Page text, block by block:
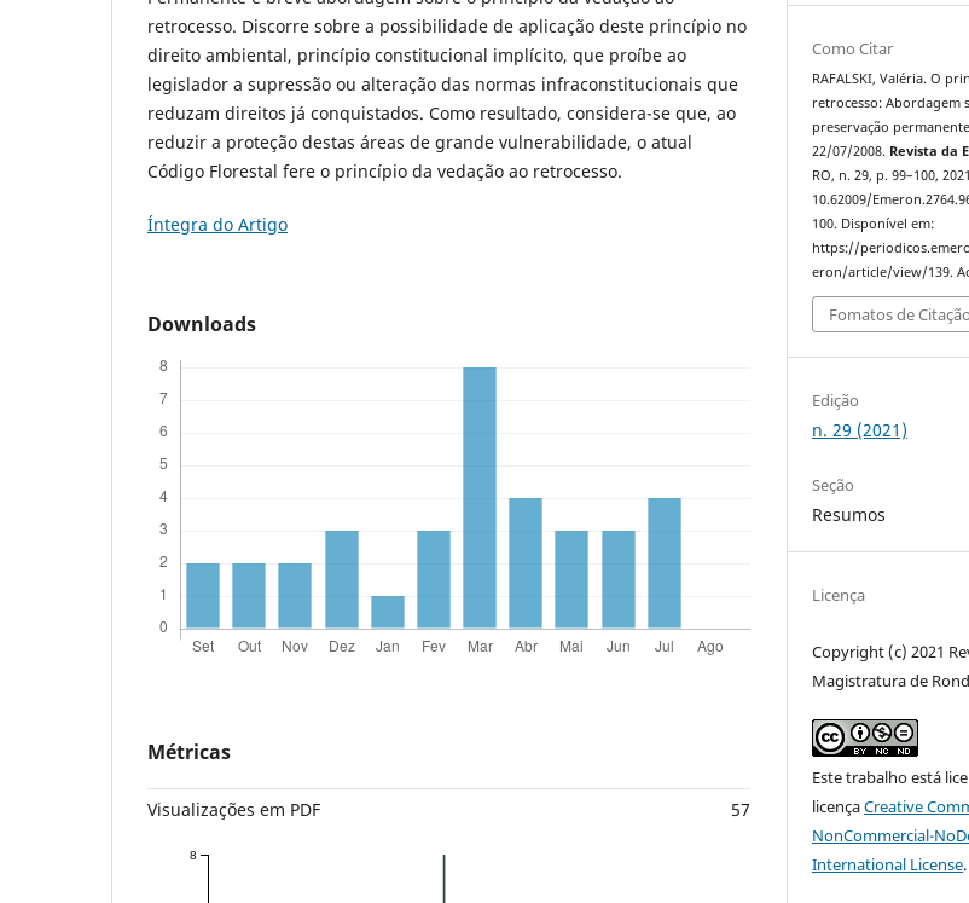
retrocesso. Discorre sobre a possibilidade de aplicação deste princípio no
direito ambiental, princípio constitucional implícito, que proíbe ao
legislador a supressão ou alteração das normas infraconstitucionais que
reduzam direitos já conquistados. Como resultado, considera-se que, ao
reduzir a proteção destas áreas de grande vulnerabilidade, o atual
Código Florestal fere o princípio da vedação ao retrocesso.
Íntegra do Artigo
Downloads
Métricas
Visualizações em PDF 57
8
Como Citar
RAFALSKI, Valéria. O
retrocesso: Abordagem
preservação
22/07/2008. Revista da
RO, n. 29, p. 99–100,
10.62009/
100. Disponível em:
https://
eron/article/view/139.
Fomatos de Citação
Edição
n. 29 (2021)
Seção
Resumos
Licença
Copyright (c) 2021
Magistratura de
Este trabalho está
licençaCreative
NonCommercial-
International License.